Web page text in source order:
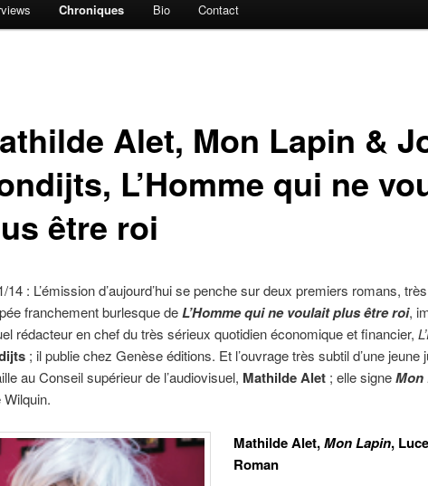
Chroniques Bio Contact
Alet, Mon Lapin &
L’Homme qui ne
être roi
14 : L’émission d’aujourd’hui se penche sur deux premiers romans,
franchement burlesque de L’Homme qui ne voulait plus être roi,
rédacteur en chef du très sérieux quotidien économique et financier,
; il publie chez Genèse éditions. Et l’ouvrage très subtil d’une jeune
au Conseil supérieur de l’audiovisuel, Mathilde Alet ; elle signeMon
Wilquin.
Mathilde Alet,Mon Lapin,
Roman